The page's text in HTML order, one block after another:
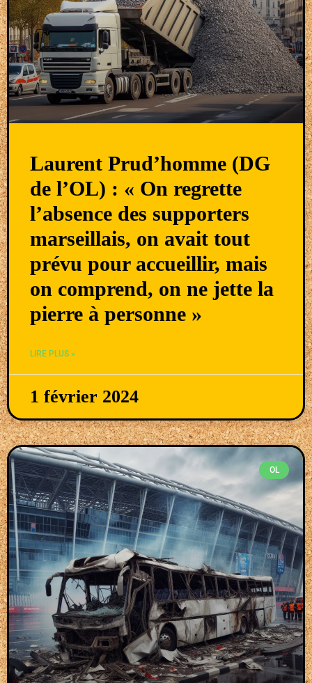
Laurent Prud’homme (DG
de l’OL) : « On regrette
l’absence des supporters
marseillais, on avait tout
prévu pour accueillir, mais
on comprend, on ne jette la
pierre à personne »
LIRE PLUS »
1 février 2024
OL